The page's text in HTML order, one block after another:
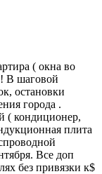
( окна во
! В шаговой
остановки
города .
( кондиционер,
плита
Все доп
без привязки к$